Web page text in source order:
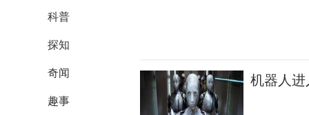
科普
探知
奇闻
趣事
机器人